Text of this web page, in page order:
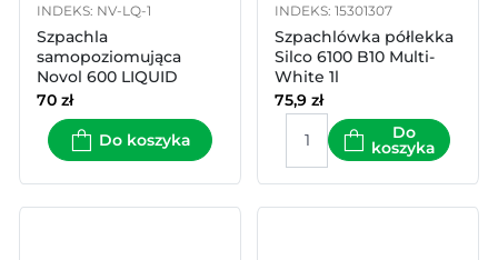
INDEKS: NV-LQ-1
Szpachla
samopoziomująca
Novol 600 LIQUID
1000ml
70 zł
Do koszyka
INDEKS: 15301307
Szpachlówka półlekka
Silco 6100 B10 Multi-
White 1l
75,9 zł
Do
koszyka